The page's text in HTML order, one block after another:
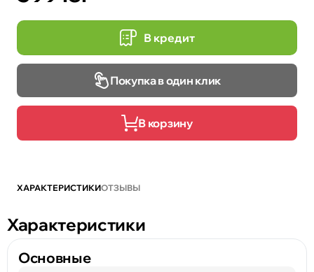
В кредит
Покупка в один клик
В корзину
ХАРАКТЕРИСТИКИОТЗЫВЫ
Характеристики
Основные